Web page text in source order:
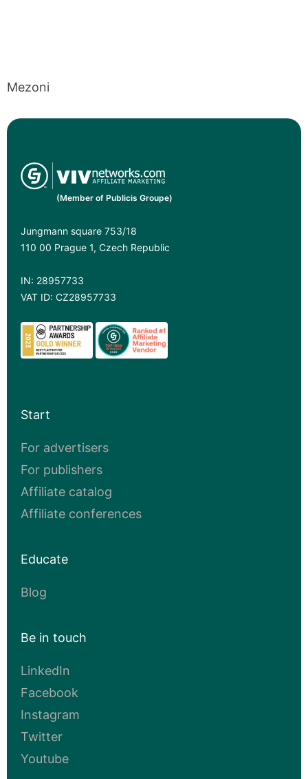
Mezoni
(Member of Publicis Groupe)
Jungmann square 753/18
110 00 Prague 1, Czech Republic
IN: 28957733
VAT ID: CZ28957733
Start
For advertisers
For publishers
Affiliate catalog
Affiliate conferences
Educate
Blog
Be in touch
LinkedIn
Facebook
Instagram
Twitter
Youtube